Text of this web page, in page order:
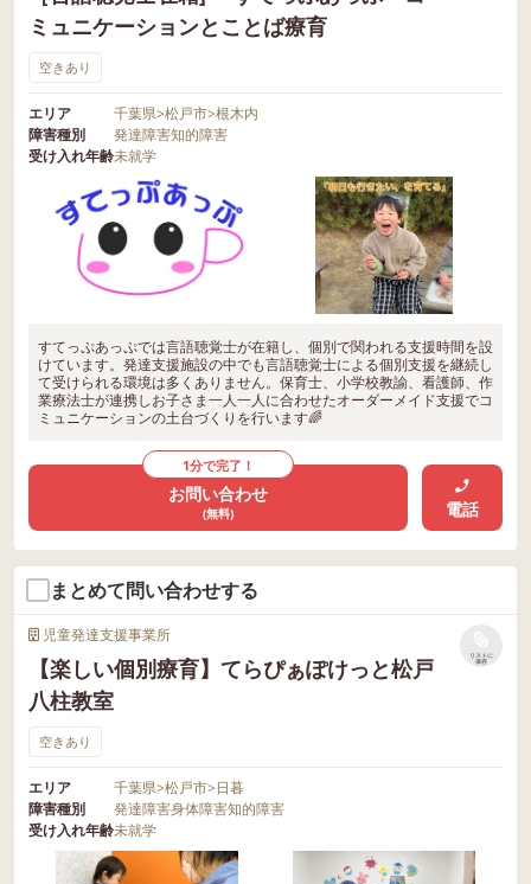
ミュニケーションとことば療育
空きあり
エリア 千葉県>松戸市>根木内
障害種別
発達障害知的障害
受け入れ年齢未就学
すてっぷあっぷでは言語聴覚士が在籍し、個別で関われる支援時間を設
けています。発達支援施設の中でも言語聴覚士による個別支援を継続し
て受けられる環境は多くありません。保育士、小学校教諭、看護師、作
業療法士が連携しお子さま一人一人に合わせたオーダーメイド支援でコ
ミュニケーションの土台づくりを行います🌈
1分で完了！
お問い合わせ
(無料) 電話
まとめて問い合わせする
児童発達支援事業所
【楽しい個別療育】てらぴぁぽけっと松戸
八柱教室
リストに
保存
空きあり
エリア 千葉県>松戸市>日暮
障害種別
発達障害身体障害知的障害
受け入れ年齢未就学